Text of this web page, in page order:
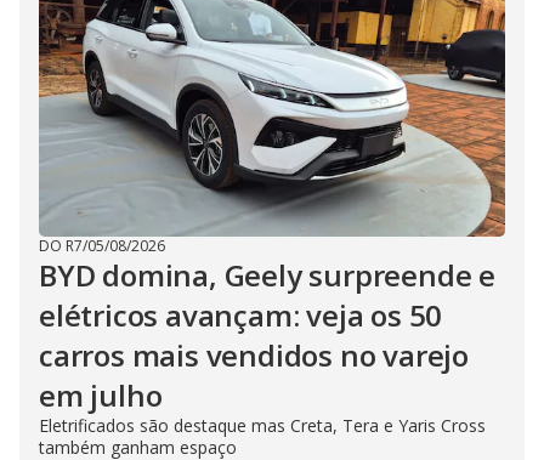
DO R7/05/08/2026
BYD domina, Geely surpreende e
elétricos avançam: veja os 50
carros mais vendidos no varejo
em julho
Eletrificados são destaque mas Creta, Tera e Yaris Cross
também ganham espaço